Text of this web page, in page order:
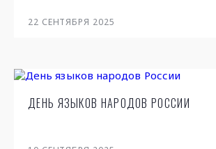
22 СЕНТЯБРЯ 2025
ДЕНЬ ЯЗЫКОВ НАРОДОВ РОССИИ